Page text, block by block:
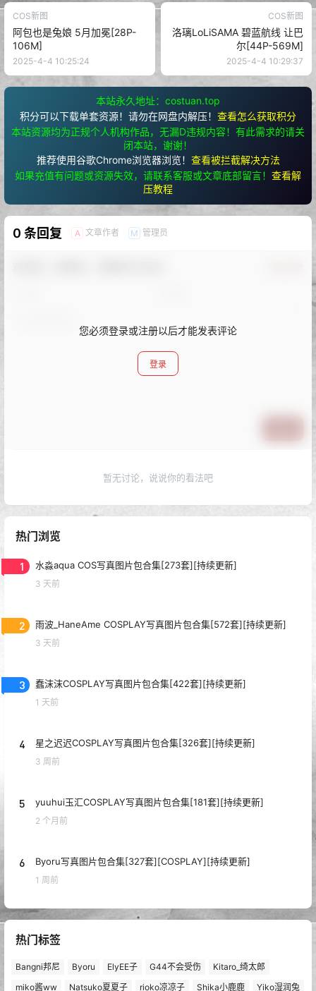
COS新图
阿包也是兔娘 5月加冕[28P-
106M]
2025-4-4 10:25:24
COS新图
洛璃LoLiSAMA 碧蓝航线 让巴
尔[44P-569M]
2025-4-4 10:29:37
本站永久地址：costuan.top
积分可以下载单套资源！请勿在网盘内解压！ 查看怎么获取积分
本站资源均为正规个人机构作品，无漏D违规内容！有此需求的请关
闭本站，谢谢！
推荐使用谷歌Chrome浏览器浏览！ 查看被拦截解决方法
如果充值有问题或资源失效，请联系客服或文章底部留言！ 查看解
压教程
0 条回复 A 文章作者 M 管理员
您必须登录或注册以后才能发表评论
登录
暂无讨论，说说你的看法吧
热门浏览
1 水淼aqua COS写真图片包合集[273套][持续更新]
3 天前
2 雨波_HaneAme COSPLAY写真图片包合集[572套][持续更新]
3 天前
3 蠢沫沫COSPLAY写真图片包合集[422套][持续更新]
1 天前
4 星之迟迟COSPLAY写真图片包合集[326套][持续更新]
3 周前
5 yuuhui玉汇COSPLAY写真图片包合集[181套][持续更新]
2 个月前
6 Byoru写真图片包合集[327套][COSPLAY][持续更新]
1 周前
热门标签
Bangni邦尼 Byoru ElyEE子 G44不会受伤
Kitaro_绮太郎
miko酱ww
Natsuko夏夏子 rioko凉凉子 Shika小鹿鹿 Yiko湿润兔